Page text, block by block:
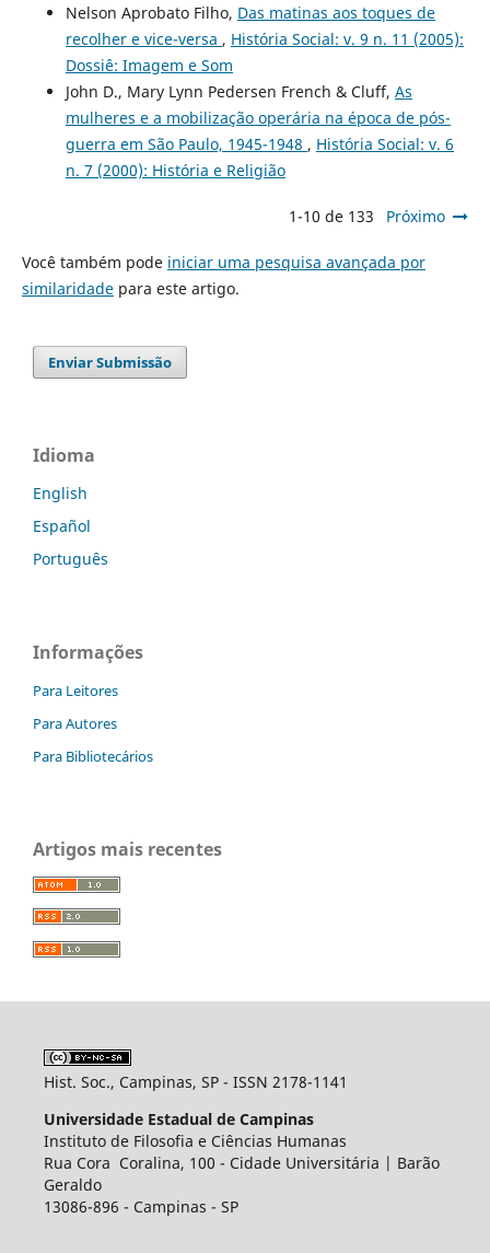
Nelson Aprobato Filho, Das matinas aos toques de
recolher e vice-versa , História Social: v. 9 n. 11 (2005):
Dossiê: Imagem e Som
John D., Mary Lynn Pedersen French & Cluff, As
mulheres e a mobilização operária na época de pós-
guerra em São Paulo, 1945-1948 , História Social: v. 6
n. 7 (2000): História e Religião
1-10 de 133 Próximo
Você também pode iniciar uma pesquisa avançada por
similaridadepara este artigo.
Enviar Submissão
Idioma
English
Español
Português
Informações
Para Leitores
Para Autores
Para Bibliotecários
Artigos mais recentes
Hist. Soc., Campinas, SP - ISSN 2178-1141
Universidade Estadual de Campinas
Instituto de Filosofia e Ciências Humanas
Rua Cora Coralina, 100 - Cidade Universitária | Barão
Geraldo
13086-896 - Campinas - SP